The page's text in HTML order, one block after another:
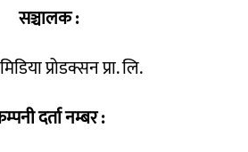
सञ्चालक :
प्रोडक्सन प्रा. लि.
दर्ता नम्बर :